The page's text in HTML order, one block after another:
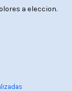
a eleccion.